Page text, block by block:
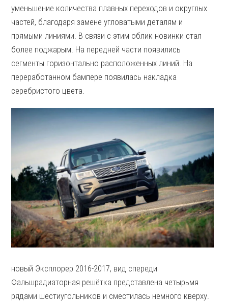
уменьшение количества плавных переходов и округлых
частей, благодаря замене угловатыми деталям и
прямыми линиями. В связи с этим облик новинки стал
более поджарым. На передней части появились
сегменты горизонтально расположенных линий. На
переработанном бампере появилась накладка
серебристого цвета.
новый Эксплорер 2016-2017, вид спереди
Фальшрадиаторная решётка представлена четырьмя
рядами шестиугольников и сместилась немного кверху.